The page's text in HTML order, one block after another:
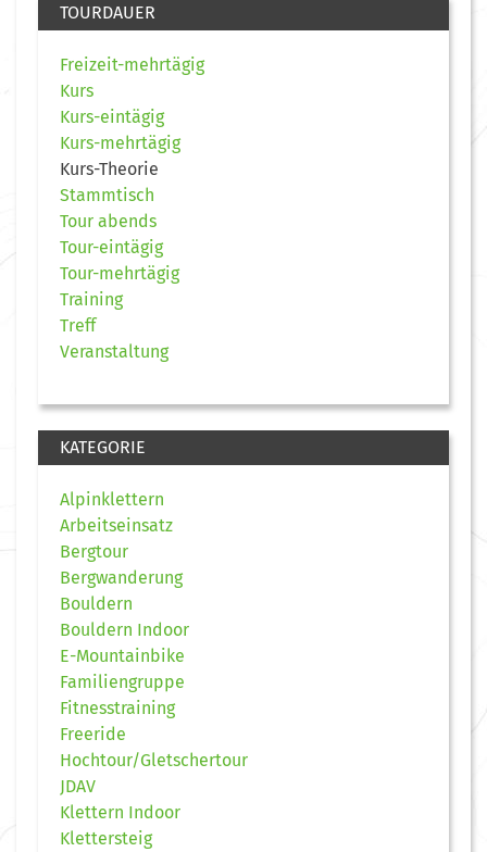
TOURDAUER
Freizeit-mehrtägig
Kurs
Kurs-eintägig
Kurs-mehrtägig
Kurs-Theorie
Stammtisch
Tour abends
Tour-eintägig
Tour-mehrtägig
Training
Treff
Veranstaltung
KATEGORIE
Alpinklettern
Arbeitseinsatz
Bergtour
Bergwanderung
Bouldern
Bouldern Indoor
E-Mountainbike
Familiengruppe
Fitnesstraining
Freeride
Hochtour/Gletschertour
JDAV
Klettern Indoor
Klettersteig